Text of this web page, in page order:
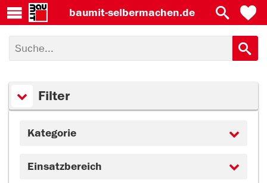
baumit-selbermachen.de
Filter
Kategorie
Einsatzbereich